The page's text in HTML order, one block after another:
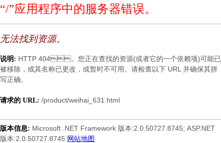
“/”应用程序中的服务器错误。
无法找到资源。
说明: HTTP 404。您正在查找的资源(或者它的一个依赖项)可能已
被移除，或其名称已更改，或暂时不可用。请检查以下 URL 并确保其拼
写正确。
请求的 URL: /product/weihai_631.html
版本信息: Microsoft .NET Framework 版本:2.0.50727.8745; ASP.NET
版本:2.0.50727.8745 网站地图